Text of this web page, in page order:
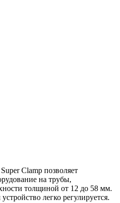
Clamp позволяет
на трубы,
толщиной от 12 до 58 мм.
легко регулируется.